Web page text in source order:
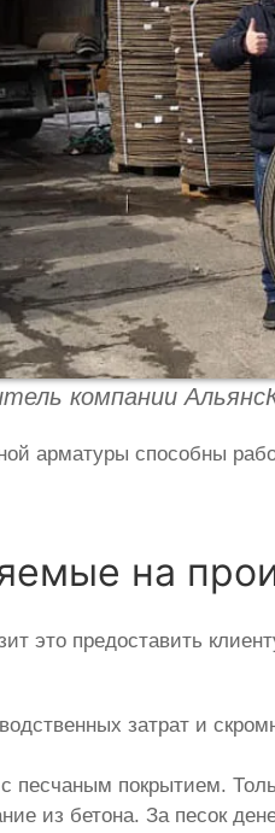
компании
арматуры способны
на
это предоставить
затрат и
песчаным покрытием.
из бетона. За песок